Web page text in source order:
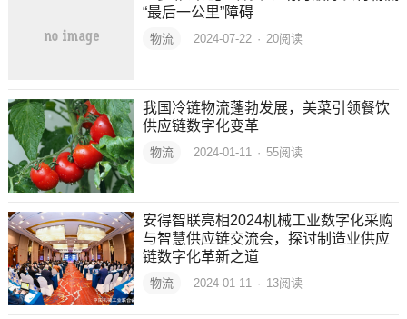
“最后一公里”障碍
物流 2024-07-22 · 20阅读
我国冷链物流蓬勃发展，美菜引领餐饮
供应链数字化变革
物流 2024-01-11 · 55阅读
安得智联亮相2024机械工业数字化采购
与智慧供应链交流会，探讨制造业供应
链数字化革新之道
物流 2024-01-11 · 13阅读